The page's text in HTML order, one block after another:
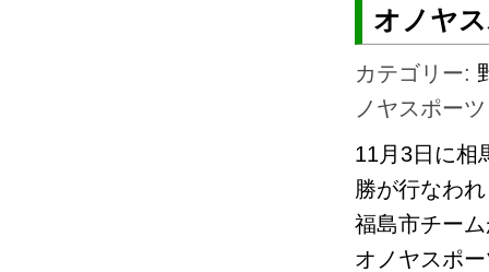
オノヤ
カテゴリー:
ノヤスポーツ
11月3日に相
勝が行なわれ
福島市チー
オノヤスポ